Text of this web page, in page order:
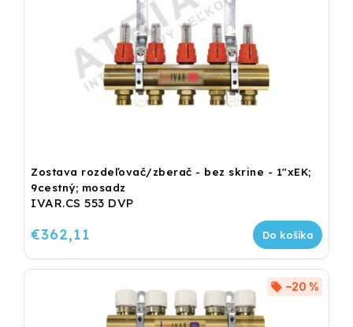
Zostava rozdeľovač/zberač - bez skrine - 1"xEK;
9cestný; mosadz
IVAR.CS 553 DVP
€362,11 Do košíka
–20 %